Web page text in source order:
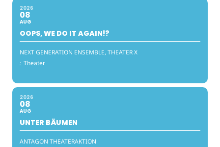
2026
08
AUG
OOPS, WE DO IT AGAIN!?
NEXT GENERATION ENSEMBLE, THEATER X
: Theater
2026
08
AUG
UNTER BÄUMEN
ANTAGON THEATERAKTION